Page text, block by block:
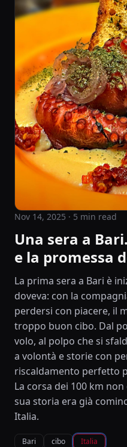
Nov 14, 2025 · 5 min read
Una sera a
e la promessa
La prima sera a Bari è
doveva: con la
perdersi con piacere, il
troppo buon cibo. Dal
volo, al polpo che si
a volontà e storie con
riscaldamento perfetto
La corsa dei 100 km
sua storia era già
Italia.
Bari cibo Italia